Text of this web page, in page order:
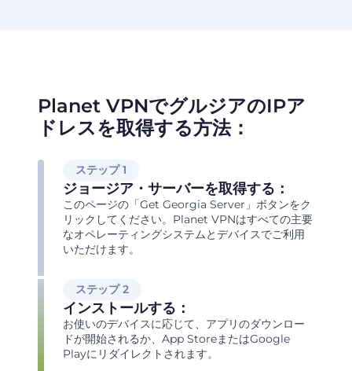
Planet VPNでグルジアのIPア
ドレスを取得する方法：
ステップ 1
ジョージア・サーバーを取得する：
このページの「Get Georgia Server」ボタンをク
リックしてください。Planet VPNはすべての主要
なオペレーティングシステムとデバイスでご利用
いただけます。
ステップ 2
インストールする：
お使いのデバイスに応じて、アプリのダウンロー
ドが開始されるか、App StoreまたはGoogle
Playにリダイレクトされます。